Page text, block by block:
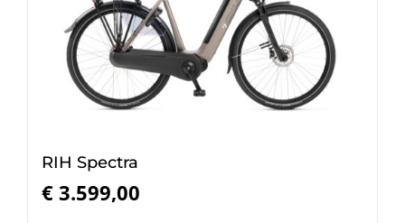
RIH Spectra
€ 3.599,00